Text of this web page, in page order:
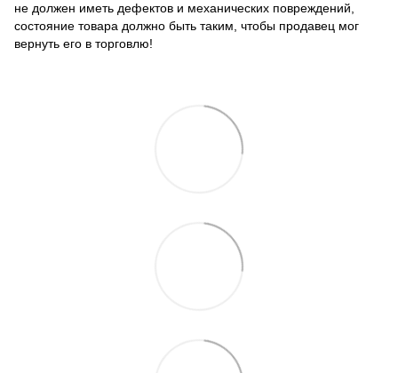
не должен иметь дефектов и механических повреждений,
состояние товара должно быть таким, чтобы продавец мог
вернуть его в торговлю!